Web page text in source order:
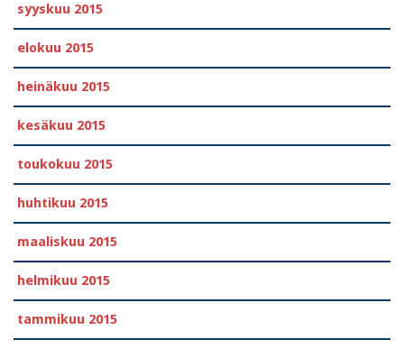
syyskuu 2015
elokuu 2015
heinäkuu 2015
kesäkuu 2015
toukokuu 2015
huhtikuu 2015
maaliskuu 2015
helmikuu 2015
tammikuu 2015